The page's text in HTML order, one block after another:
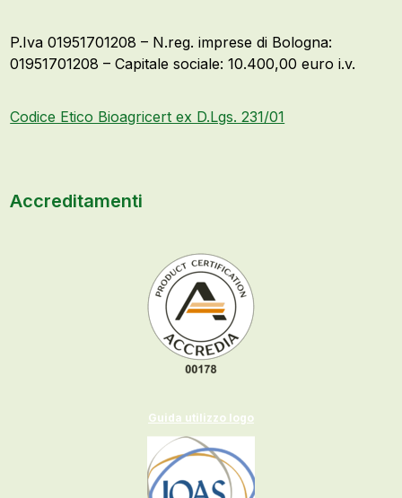
P.Iva 01951701208 – N.reg. imprese di Bologna:
01951701208 – Capitale sociale: 10.400,00 euro i.v.
Codice Etico Bioagricert ex D.Lgs. 231/01
Accreditamenti
Guida utilizzo logo